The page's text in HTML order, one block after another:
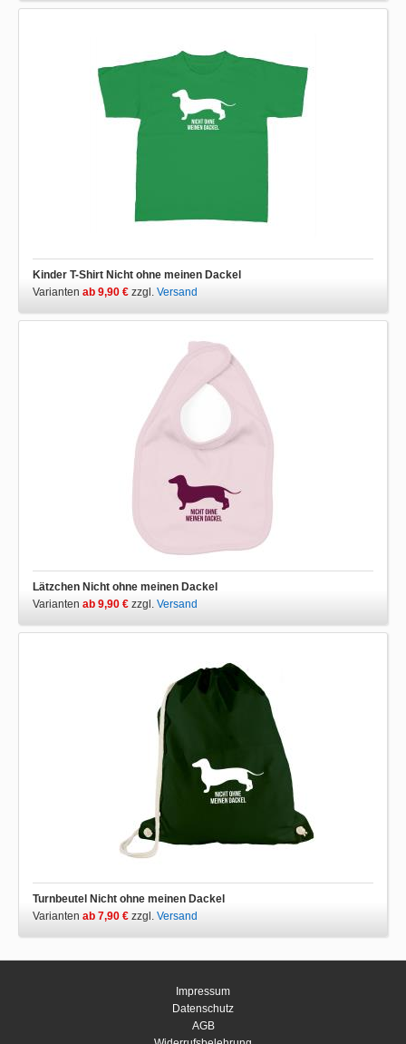
Kinder T-Shirt Nicht ohne meinen Dackel
Varianten ab 9,90 € zzgl. Versand
Lätzchen Nicht ohne meinen Dackel
Varianten ab 9,90 € zzgl. Versand
Turnbeutel Nicht ohne meinen Dackel
Varianten ab 7,90 € zzgl. Versand
Impressum
Datenschutz
AGB